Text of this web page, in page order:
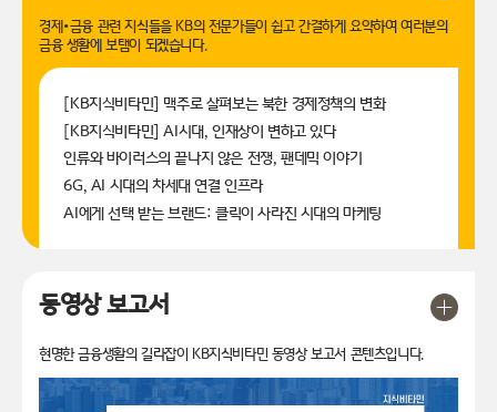
경제∙금융 관련 지식들을 KB의 전문가들이 쉽고간결하게 요약하여 여러분의
금융 생활에 보탬이 되겠습니다.
[KB지식비타민] 맥주로 살펴보는 북한 경제정책의 변화
[KB지식비타민] AI시대, 인재상이 변하고 있다
인류와 바이러스의 끝나지 않은 전쟁, 팬데믹 이야기
6G, AI 시대의 차세대 연결 인프라
AI에게 선택 받는 브랜드: 클릭이 사라진 시대의 마케팅
동영상 보고서
현명한 금융생활의 길라잡이 KB지식비타민 동영상 보고서 콘텐츠입니다.